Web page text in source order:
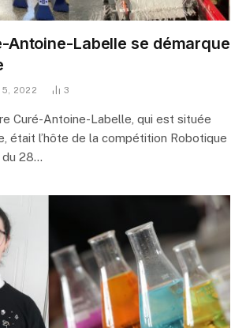
Antoine-Labelle se démarque
5, 2022 3
Curé-Antoine-Labelle, qui est située
était l’hôte de la compétition Robotique
du 28…